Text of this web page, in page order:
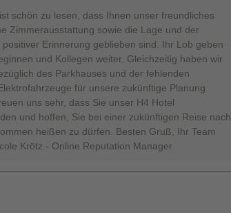
schön zu lesen, dass Ihnen unser freundliches
Zimmerausstattung sowie die Lage und der
Erinnerung geblieben sind. Ihr Lob geben
und Kollegen weiter. Gleichzeitig haben wir
des Parkhauses und der fehlenden
für unsere zukünftige Planung
uns sehr, dass Sie unser H4 Hotel
und hoffen, Sie bei einer zukünftigen Reise nach
heißen zu dürfen. Besten Gruß, Ihr Team
Krötz - Online Reputation Manager